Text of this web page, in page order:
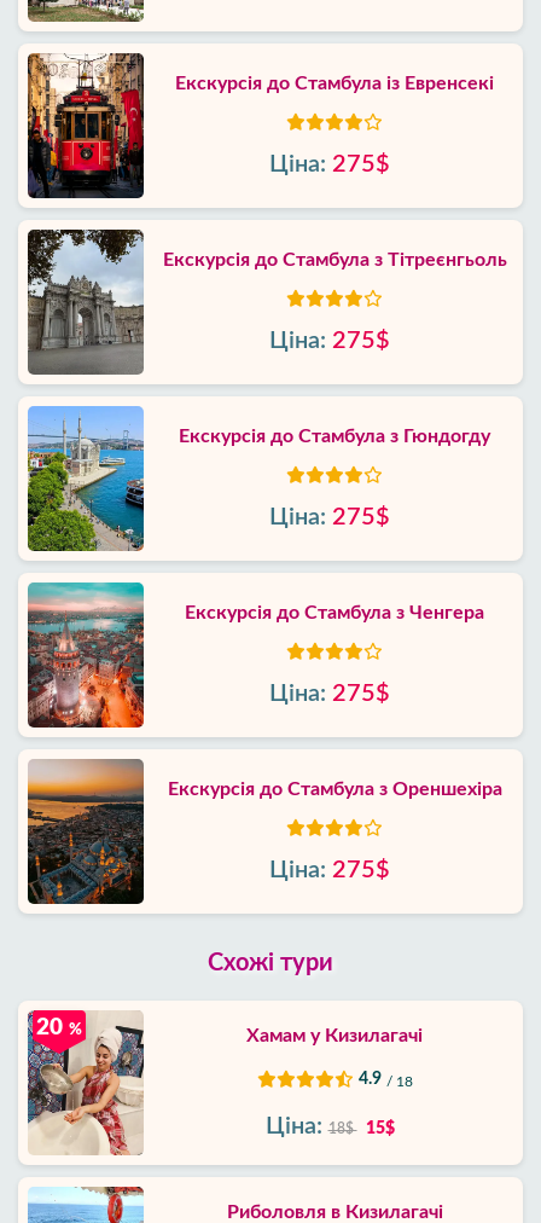
Екскурсія до Стамбула із Евренсекі
Ціна: 275$
Екскурсія до Стамбула з Тітреєнгьоль
Ціна: 275$
Екскурсія до Стамбула з Гюндогду
Ціна: 275$
Екскурсія до Стамбула з Ченгера
Ціна: 275$
Екскурсія до Стамбула з Ореншехіра
Ціна: 275$
Схожі тури
Хамам у Кизилагачі
4.9 / 18
20 %
Ціна: 18$ 15$
Риболовля в Кизилагачі